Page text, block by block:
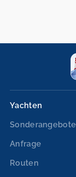
Yachten
Sonderangebote
Anfrage
Routen